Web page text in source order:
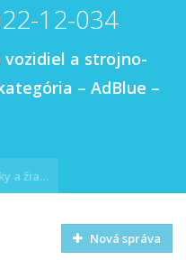
12-034
vozidiel a strojno-
– AdBlue –
Ponuky a žiadosti
Nová správa